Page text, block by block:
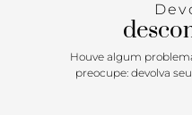
naqueles momentos de
Porque Apostar:
bloco baixo Anacapri é
Houve algum
preocupe: devolva